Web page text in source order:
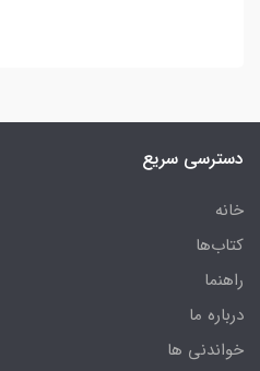
دسترسی سریع
خانه
کتاب‌ها
راهنما
درباره ما
خواندنی ها